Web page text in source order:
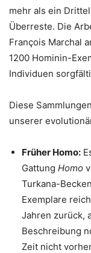
mehr als ein
Überreste. Die
François Marchal
1200 Hominin-
Individuen
Diese
unserer
Früher Homo:
Gattung Homo
Turkana-
Exemplare
Jahren zurück,
Beschreibung
Zeit nicht